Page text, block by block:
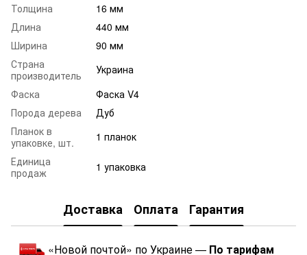
Толщина
16 мм
Длина
440 мм
Ширина
90 мм
Страна
производитель
Украина
Фаска
Фаска V4
Порода дерева
Дуб
Планок в
упаковке, шт.
1 планок
Единица
продаж
1 упаковка
Доставка Оплата Гарантия
«Новой почтой» по Украине — По тарифам